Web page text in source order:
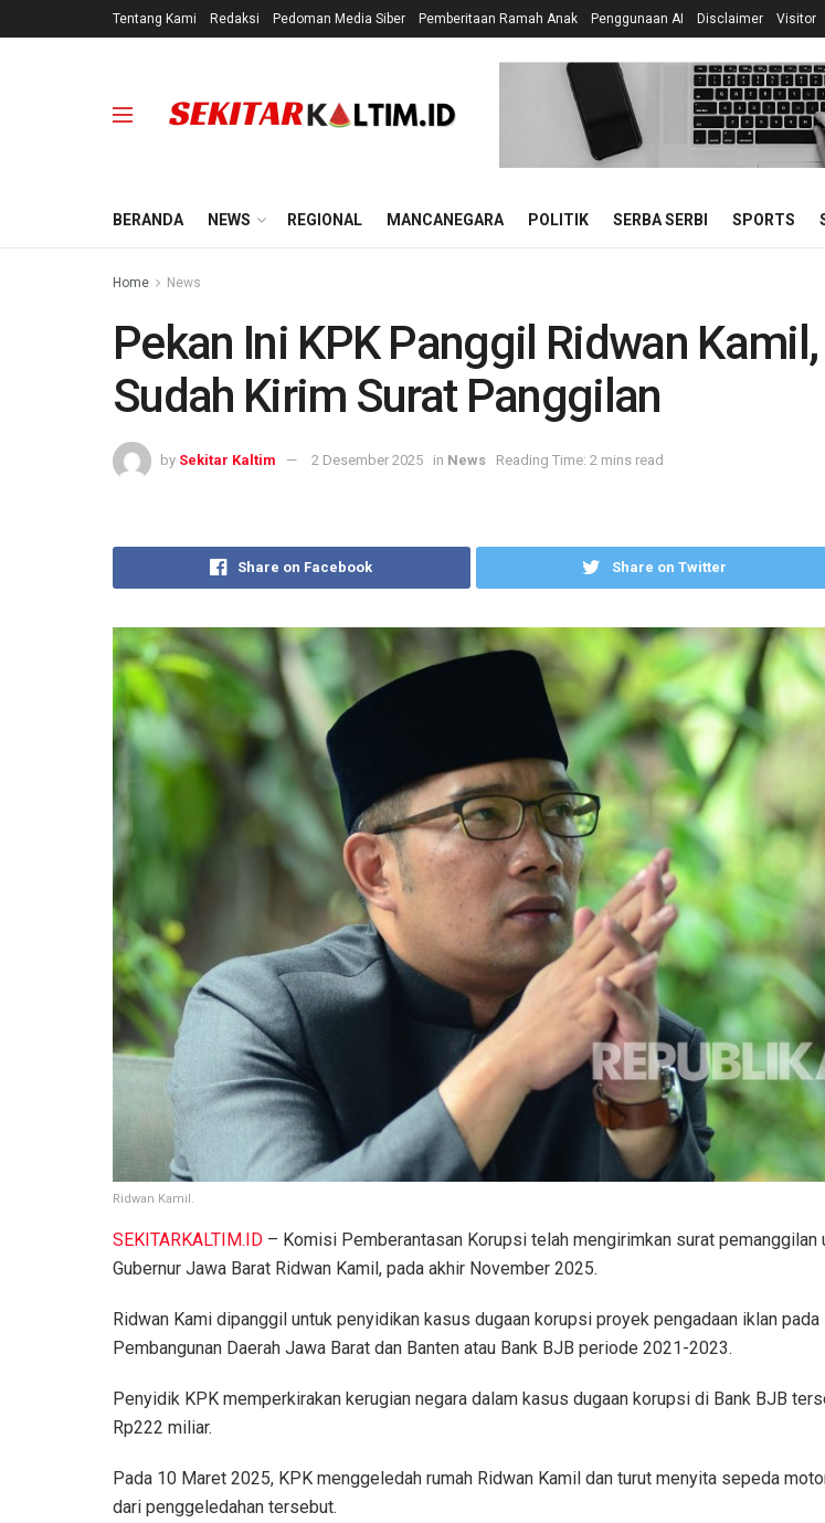
Tentang Kami Redaksi Pedoman Media Siber Pemberitaan Ramah Anak Penggunaan AI Disclaimer Visitor
BERANDA NEWS REGIONAL MANCANEGARA POLITIK SERBA SERBI SPORTS
Home News
Pekan Ini KPK Panggil Ridwan Kamil,
Sudah Kirim Surat Panggilan
by Sekitar Kaltim 2 Desember 2025 in News Reading Time: 2 mins read
Share on Facebook Share on Twitter
Ridwan Kamil.
SEKITARKALTIM.ID – Komisi Pemberantasan Korupsi telah mengirimkan surat pemanggilan
Gubernur Jawa Barat Ridwan Kamil, pada akhir November 2025.
Ridwan Kami dipanggil untuk penyidikan kasus dugaan korupsi proyek pengadaan iklan pada
Pembangunan Daerah Jawa Barat dan Banten atau Bank BJB periode 2021-2023.
Penyidik KPK memperkirakan kerugian negara dalam kasus dugaan korupsi di Bank BJB
Rp222 miliar.
Pada 10 Maret 2025, KPK menggeledah rumah Ridwan Kamil dan turut menyita sepeda
dari penggeledahan tersebut.